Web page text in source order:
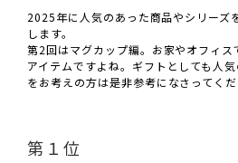
2025年に人気のあった商品やシリーズ
します。
第2回はマグカップ編。お家やオフィ
アイテムですよね。ギフトとしても人
をお考えの方は是非参考になさってくだ
第１位